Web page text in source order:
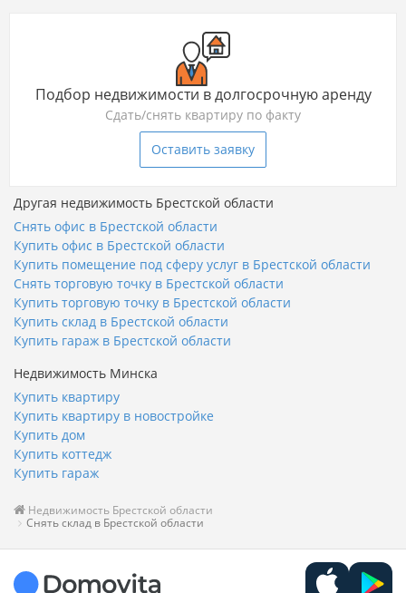
Подбор недвижимости в долгосрочную аренду
Сдать/снять квартиру по факту
Оставить заявку
Другая недвижимость Брестской области
Снять офис в Брестской области
Купить офис в Брестской области
Купить помещение под сферу услуг в Брестской области
Снять торговую точку в Брестской области
Купить торговую точку в Брестской области
Купить склад в Брестской области
Купить гараж в Брестской области
Недвижимость Минска
Купить квартиру
Купить квартиру в новостройке
Купить дом
Купить коттедж
Купить гараж
Недвижимость Брестской области
Снять склад в Брестской области